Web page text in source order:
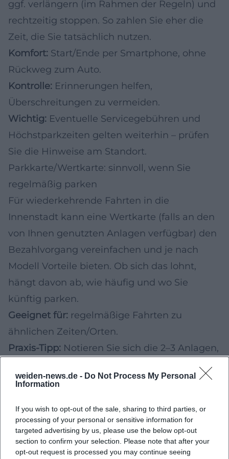
weiden-news.de - Do Not Process My Personal
Information
If you wish to opt-out of the sale, sharing to third parties, or
processing of your personal or sensitive information for
targeted advertising by us, please use the below opt-out
section to confirm your selection. Please note that after your
opt-out request is processed you may continue seeing
ggf. verlängern (im Rahmen der Regeln) und
rechtzeitig stoppen. So zahlen Sie eher die
Zeit, die Sie tatsächlich nutzen.
Komfort: Start/Ende per Smartphone, ohne
Rückweg zum Auto.
Kontrolle: Erinnerungen helfen,
Überschreitungen zu vermeiden.
Wichtig: Eventuelle Servicegebühren und
Höchstparkzeiten gelten weiterhin – prüfen
Sie die Hinweise am Standort.
Parkkarte/Wertkarte: sinnvoll, wenn Sie
regelmäßig parken
Für wiederkehrende Fahrten in die
Innenstadt kann eine Wertkarte (falls an den
von Ihnen genutzten Anlagen verfügbar) den
Bezahlvorgang vereinfachen und je nach
Modell Vorteile bieten. Ob sich das lohnt,
hängt davon ab, wie häufig und wo Sie
künftig parken.
Geeignet für: regelmäßige Fahrten zu
ähnlichen Zeiten/Orten.
Praxis-Tipp: Notieren Sie sich die 2–3 Anlagen,
vergleichen Sie Tarife/Optionen.
Fahrten: E-Autos, Zweiräder & Wohnmobile
E-Fahrzeuge: mögliche Erleichterungen –
Beschilderung ist entscheidend